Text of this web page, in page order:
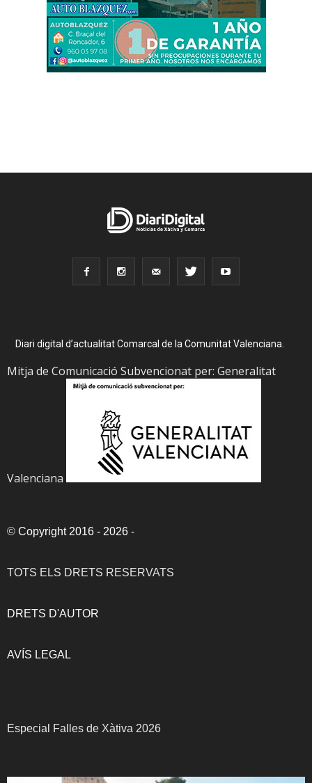
Diari digital d’actualitat Comarcal de la Comunitat Valenciana.
Mitja de Comunicació Subvencionat per: Generalitat
Valenciana
© Copyright 2016 - 2026 -
TOTS ELS DRETS RESERVATS
DRETS D'AUTOR
AVÍS LEGAL
Especial Falles de Xàtiva 2026